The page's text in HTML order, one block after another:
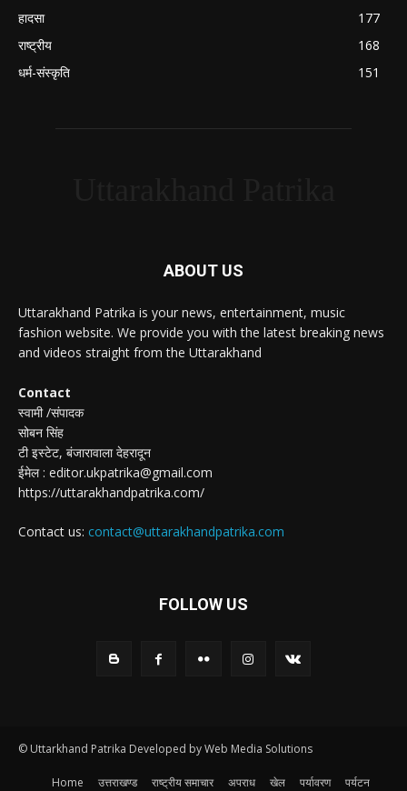
हादसा
177
राष्ट्रीय
168
धर्म-संस्कृति
151
ABOUT US
Uttarakhand Patrika is your news, entertainment, music
fashion website. We provide you with the latest breaking news
and videos straight from the Uttarakhand
Contact
स्वामी /संपादक
सोबन सिंह
टी इस्टेट, बंजारावाला देहरादून
ईमेल : editor.ukpatrika@gmail.com
https://uttarakhandpatrika.com/
Contact us: contact@uttarakhandpatrika.com
FOLLOW US
© Uttarkhand Patrika Developed by Web Media Solutions
Home उत्तराखण्ड राष्ट्रीय समाचार अपराध खेल पर्यावरण पर्यटन